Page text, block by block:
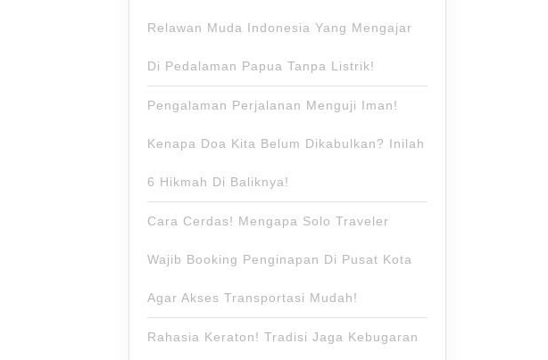
Relawan Muda Indonesia Yang Mengajar
Di Pedalaman Papua Tanpa Listrik!
Pengalaman Perjalanan Menguji Iman!
Kenapa Doa Kita Belum Dikabulkan? Inilah
6 Hikmah Di Baliknya!
Cara Cerdas! Mengapa Solo Traveler
Wajib Booking Penginapan Di Pusat Kota
Agar Akses Transportasi Mudah!
Rahasia Keraton! Tradisi Jaga Kebugaran